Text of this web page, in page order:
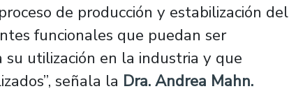
de producción y estabilización del
funcionales que puedan ser
utilización en la industria y que
señala la Dra. Andrea Mahn.